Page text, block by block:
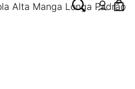
Alta Manga Longa Padrão